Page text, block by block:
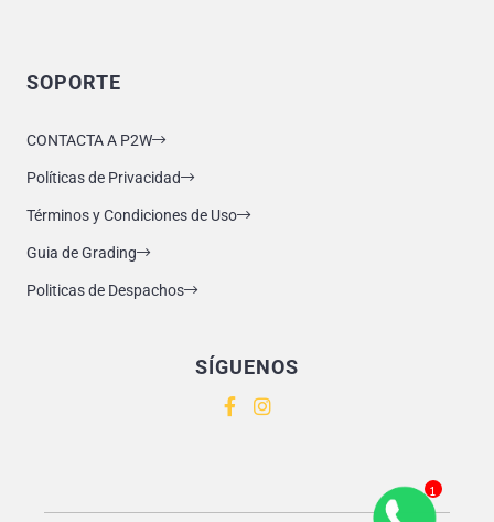
SOPORTE
CONTACTA A P2W
Políticas de Privacidad
Términos y Condiciones de Uso
Guia de Grading
Politicas de Despachos
SÍGUENOS
1